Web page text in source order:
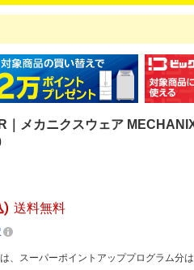
｜メカニクスウェア
) 送料無料
、スーパーポイントアッププログラム分は